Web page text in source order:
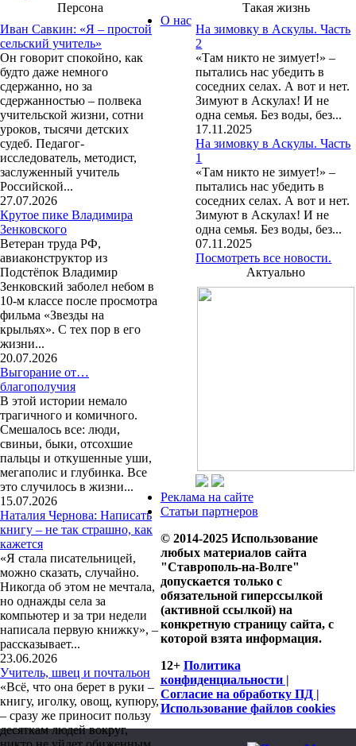
Персона
Иван Савкин: «Я – простой
сельский учитель»
Он говорит спокойно, как
будто даже немного
сдержанно, но за
сдержанностью – полвека
учительской жизни, сотни
уроков, тысячи детских
судеб. Педагог-
исследователь, методист,
заслуженный учитель
Российской...
27.07.2026
Крутое пике Владимира
Зенковского
Ветеран труда РФ,
авиаконструктор из
Подстёпок Владимир
Зенковский заболел небом в
10-м классе после просмотра
фильма «Звезды на
крыльях». С тех пор в его
жизни...
20.07.2026
Выгорание от…
благополучия
В этой истории немало
трагичного и комичного.
Смешалось все: люди,
свиньи, быки, отсохшие
пальцы и откушенные уши,
мегаполис и глубинка. Все
это случилось в жизни...
15.07.2026
Наталия Чернова: Написать
книгу – не так страшно, как
кажется
«Я стала писательницей,
можно сказать, случайно.
Никогда об этом не мечтала,
но однажды села за
компьютер и за три недели
написала первую книжку», –
рассказывает...
23.06.2026
Учитель, швец и почтальон
«Всё, что она берет в руки –
книгу, иголку, овощ, купюру,
– сразу же приносит пользу
десяткам людей вокруг,
Такая жизнь
На зимовку в Аскулы. Часть
2
«Там никто не зимует!» –
пытались нас убедить в
соседних селах. А вот и нет.
Зимуют в Аскулах! И не
одна семья. Без воды, без...
17.11.2025
На зимовку в Аскулы. Часть
1
«Там никто не зимует!» –
пытались нас убедить в
соседних селах. А вот и нет.
Зимуют в Аскулах! И не
одна семья. Без воды, без...
07.11.2025
Посмотреть все новости.
Актуально
О нас
Реклама на сайте
Статьи партнеров
© 2014-2025 Использование
любых материалов сайта
"Ставрополь-на-Волге"
допускается только с
обязательной гиперссылкой
(активной ссылкой) на
конкретную страницу сайта, с
которой взята информация.
12+ Политика
конфиденциальности |
Согласие на обработку ПД |
Использование файлов cookies